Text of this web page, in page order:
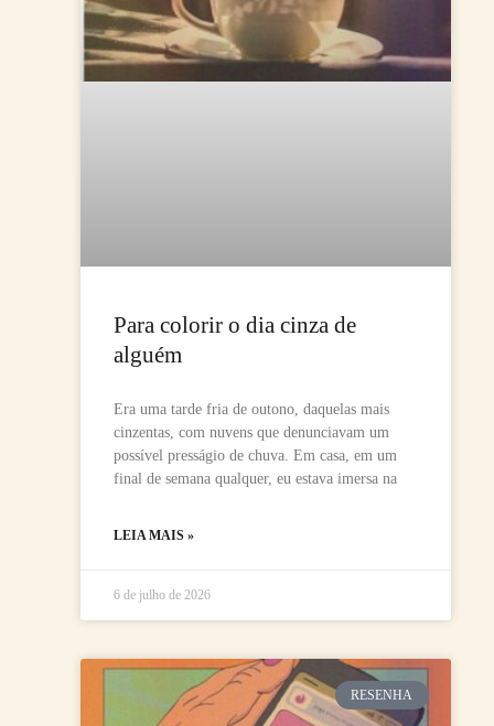
Para colorir o dia cinza de
alguém
Era uma tarde fria de outono, daquelas mais
cinzentas, com nuvens que denunciavam um
possível presságio de chuva. Em casa, em um
final de semana qualquer, eu estava imersa na
LEIA MAIS »
6 de julho de 2026
RESENHA